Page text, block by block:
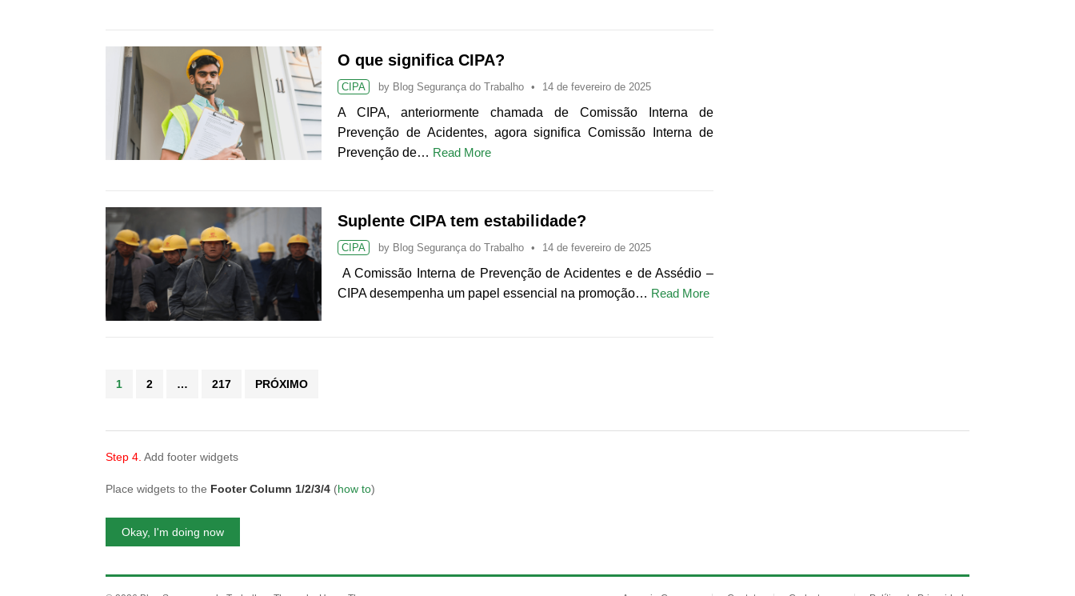
O que significa CIPA?
CIPA by Blog Segurança do Trabalho 14 de fevereiro de 2025
A CIPA, anteriormente chamada de Comissão Interna de
Prevenção de Acidentes, agora significa Comissão Interna de
Prevenção de… Read More
Suplente CIPA tem estabilidade?
CIPA by Blog Segurança do Trabalho 14 de fevereiro de 2025
A Comissão Interna de Prevenção de Acidentes e de Assédio –
CIPA desempenha um papel essencial na promoção… Read More
Paginação
1 2 … 217 PRÓXIMO
Step 4. Add footer widgets
Place widgets to the Footer Column 1/2/3/4 (how to)
Okay, I'm doing now